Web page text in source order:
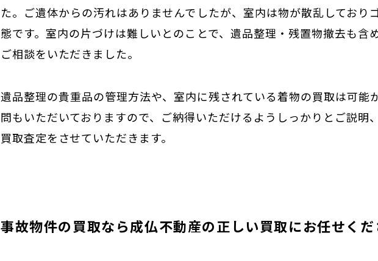
た。ご遺体からの汚れはありませんでしたが、室内は物が散乱しており
態です。室内の片づけは難しいとのことで、遺品整理・残置物撤去も含
ご相談をいただきました。
遺品整理の貴重品の管理方法や、室内に残されている着物の買取は可能
問もいただいておりますので、ご納得いただけるようしっかりとご説明、
買取査定をさせていただきます。
事故物件の買取なら成仏不動産の正しい買取にお任せくだ